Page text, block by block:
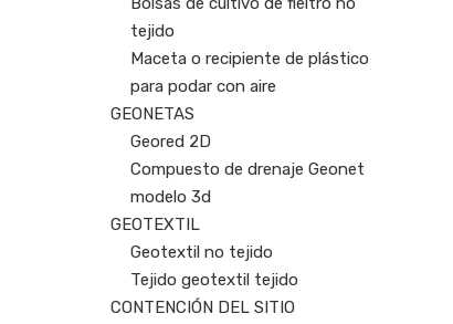
tejido
Maceta o recipiente de plástico
para podar con aire
GEONETAS
Geored 2D
Compuesto de drenaje Geonet
modelo 3d
GEOTEXTIL
Geotextil no tejido
Tejido geotextil tejido
CONTENCIÓN DEL SITIO